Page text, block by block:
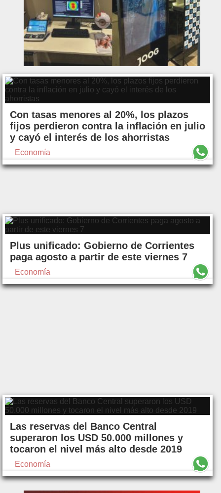
Con tasas menores al 20%, los plazos
fijos perdieron contra la inflación en julio
y cayó el interés de los ahorristas
Economía
Plus unificado: Gobierno de Corrientes
paga agosto a partir de este viernes 7
Economía
Las reservas del Banco Central
superaron los USD 50.000 millones y
tocaron el nivel más alto desde 2019
Economía